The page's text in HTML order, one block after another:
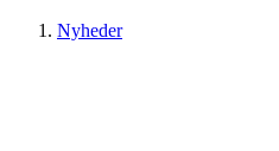
Nyheder